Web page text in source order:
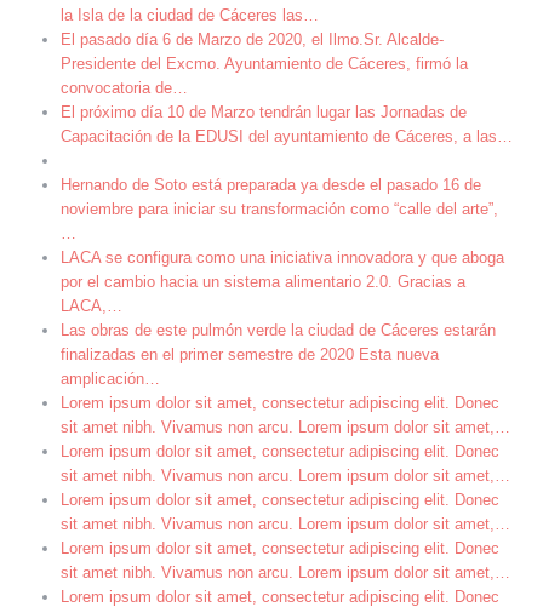
la Isla de la ciudad de Cáceres las…
El pasado día 6 de Marzo de 2020, el Ilmo.Sr. Alcalde-
Presidente del Excmo. Ayuntamiento de Cáceres, firmó la
convocatoria de…
El próximo día 10 de Marzo tendrán lugar las Jornadas de
Capacitación de la EDUSI del ayuntamiento de Cáceres, a las…
Hernando de Soto está preparada ya desde el pasado 16 de
noviembre para iniciar su transformación como “calle del arte”,
…
LACA se configura como una iniciativa innovadora y que aboga
por el cambio hacia un sistema alimentario 2.0. Gracias a
LACA,…
Las obras de este pulmón verde la ciudad de Cáceres estarán
finalizadas en el primer semestre de 2020 Esta nueva
amplicación…
Lorem ipsum dolor sit amet, consectetur adipiscing elit. Donec
sit amet nibh. Vivamus non arcu. Lorem ipsum dolor sit amet,…
Lorem ipsum dolor sit amet, consectetur adipiscing elit. Donec
sit amet nibh. Vivamus non arcu. Lorem ipsum dolor sit amet,…
Lorem ipsum dolor sit amet, consectetur adipiscing elit. Donec
sit amet nibh. Vivamus non arcu. Lorem ipsum dolor sit amet,…
Lorem ipsum dolor sit amet, consectetur adipiscing elit. Donec
sit amet nibh. Vivamus non arcu. Lorem ipsum dolor sit amet,…
Lorem ipsum dolor sit amet, consectetur adipiscing elit. Donec